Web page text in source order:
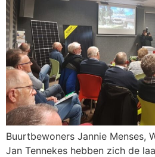
Buurtbewoners Jannie Menses,
Jan Tennekes hebben zich de